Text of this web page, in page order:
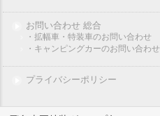
お問い合わせ 総合
・拡幅車・特装車のお問い合わせ
・キャンピングカーのお問い合わせ
プライバシーポリシー